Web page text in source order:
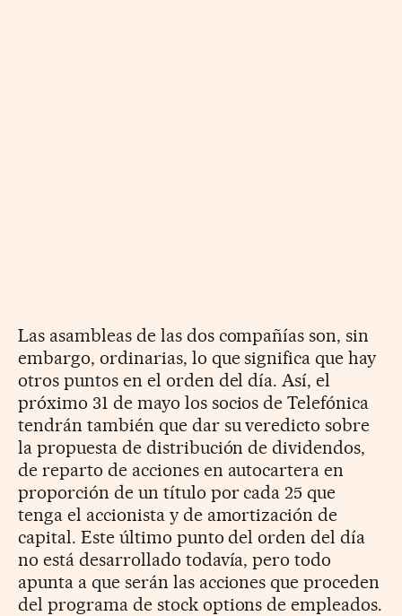
Las asambleas de las dos compañías son, sin
embargo, ordinarias, lo que significa que hay
otros puntos en el orden del día. Así, el
próximo 31 de mayo los socios de Telefónica
tendrán también que dar su veredicto sobre
la propuesta de distribución de dividendos,
de reparto de acciones en autocartera en
proporción de un título por cada 25 que
tenga el accionista y de amortización de
capital. Este último punto del orden del día
no está desarrollado todavía, pero todo
apunta a que serán las acciones que proceden
del programa de stock options de empleados.